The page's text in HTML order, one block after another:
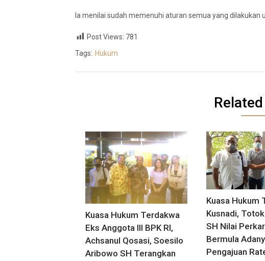
Ia menilai sudah memenuhi aturan semua yang dilakukan
Post Views: 781
Tags: Hukum
Kuasa Hukum Terdakwa
Eks Anggota III BPK RI,
Achsanul Qosasi, Soesilo
Aribowo SH Terangkan
Kuasa Hukum
Kusnadi,
SH Nilai
Bermula
Pengajuan